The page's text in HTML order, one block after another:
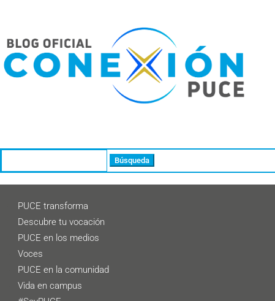
PUCE transforma
Descubre tu vocación
PUCE en los medios
Voces
PUCE en la comunidad
Vida en campus